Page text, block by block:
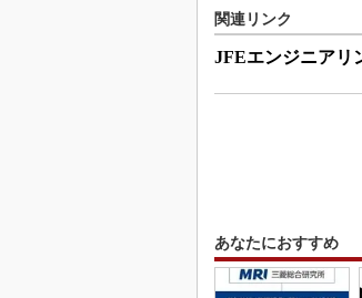
関連リンク
JFEエンジニアリ
あなたにおすすめ